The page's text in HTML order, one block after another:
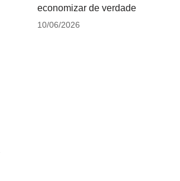
economizar de verdade
10/06/2026